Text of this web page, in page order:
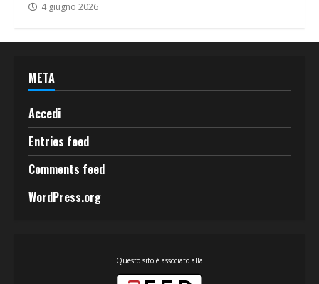
4 giugno 2026
META
Accedi
Entries feed
Comments feed
WordPress.org
Questo sito è associato alla